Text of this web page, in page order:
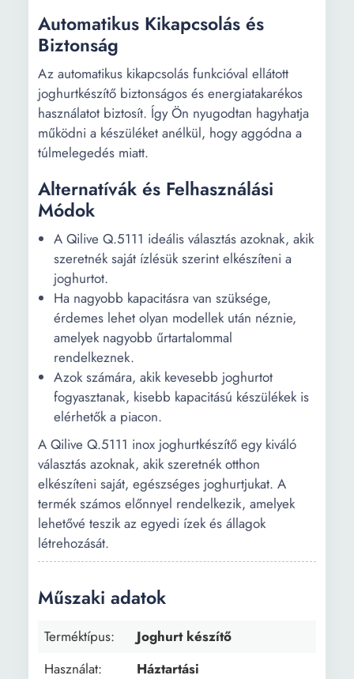
Automatikus Kikapcsolás és
Biztonság
Az automatikus kikapcsolás funkcióval ellátott
joghurtkészítő biztonságos és energiatakarékos
használatot biztosít. Így Ön nyugodtan hagyhatja
működni a készüléket anélkül, hogy aggódna a
túlmelegedés miatt.
Alternatívák és Felhasználási
Módok
A Qilive Q.5111 ideális választás azoknak, akik
szeretnék saját ízlésük szerint elkészíteni a
joghurtot.
Ha nagyobb kapacitásra van szüksége,
érdemes lehet olyan modellek után néznie,
amelyek nagyobb űrtartalommal
rendelkeznek.
Azok számára, akik kevesebb joghurtot
fogyasztanak, kisebb kapacitású készülékek is
elérhetők a piacon.
A Qilive Q.5111 inox joghurtkészítő egy kiváló
választás azoknak, akik szeretnék otthon
elkészíteni saját, egészséges joghurtjukat. A
termék számos előnnyel rendelkezik, amelyek
lehetővé teszik az egyedi ízek és állagok
létrehozását.
Műszaki adatok
Terméktípus:
Joghurt készítő
Használat:
Háztartási